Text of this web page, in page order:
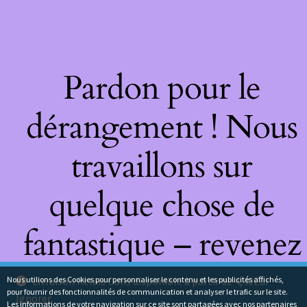
Livraison Relais Colis disponible à partir de 4,40Eur
Ignorer
Pardon pour le
dérangement ! Nous
travaillons sur
quelque chose de
fantastique – revenez
bientôt !
Nous utilions des Cookies pour personnaliser le contenu et les publicités affichés,
pour fournir des fonctionnalités de communication et analyser le trafic sur le site.
Les informations de votre navigation sur ce site sont partagées avec nos partenaires